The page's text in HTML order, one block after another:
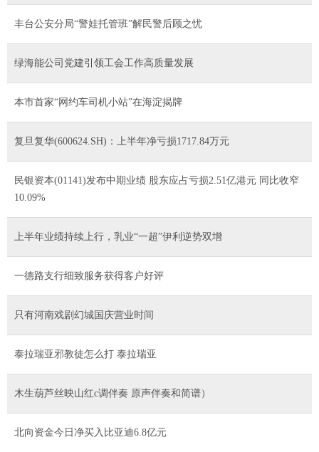
丰台公安分局“警娃托管班”解民警后顾之忧
绿海能公司党建引领工会工作高质量发展
本市首家“网约车司机小站”在海淀揭牌
复旦复华(600624.SH)：上半年净亏损1717.84万元
民银资本(01141)发布中期业绩 股东应占亏损2.51亿港元 同比收窄
10.09%
上半年业绩持续上行，乳业“一超”伊利逆势双增
一德路支行细致服务获得客户好评
只有河南戏剧幻城国庆营业时间
泰拉瑞亚邪教徒怎么打 泰拉瑞亚
木生葫芦丝映山红c调伴奏 原声伴奏和简谱）
北向资金今日净买入比亚迪6.8亿元